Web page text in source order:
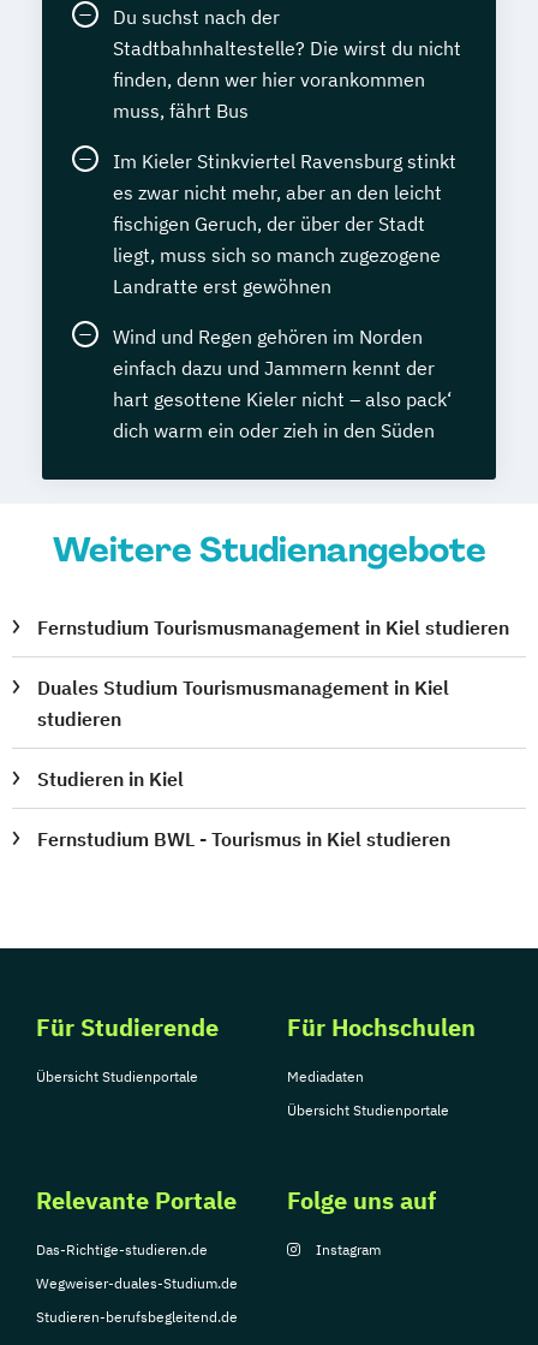
Du suchst nach der
Stadtbahnhaltestelle? Die wirst du nicht
finden, denn wer hier vorankommen
muss, fährt Bus
Im Kieler Stinkviertel Ravensburg stinkt
es zwar nicht mehr, aber an den leicht
fischigen Geruch, der über der Stadt
liegt, muss sich so manch zugezogene
Landratte erst gewöhnen
Wind und Regen gehören im Norden
einfach dazu und Jammern kennt der
hart gesottene Kieler nicht – also pack‘
dich warm ein oder zieh in den Süden
Weitere Studienangebote
Fernstudium Tourismusmanagement in Kiel studieren
Duales Studium Tourismusmanagement in Kiel
studieren
Studieren in Kiel
Fernstudium BWL - Tourismus in Kiel studieren
Für Studierende
Übersicht Studienportale
Für Hochschulen
Mediadaten
Übersicht Studienportale
Relevante Portale
Das-Richtige-studieren.de
Wegweiser-duales-Studium.de
Studieren-berufsbegleitend.de
Folge uns auf
Instagram